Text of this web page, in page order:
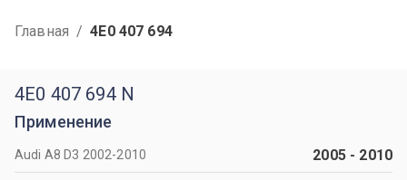
Главная / 4E0 407 694
4E0 407 694 N
Применение
Audi A8 D3 2002-2010 2005- 2010